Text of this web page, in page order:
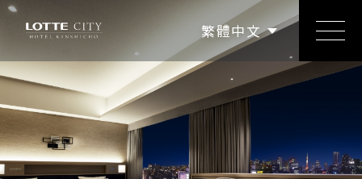
繁體中文
日本語
English
한국어
简体中文